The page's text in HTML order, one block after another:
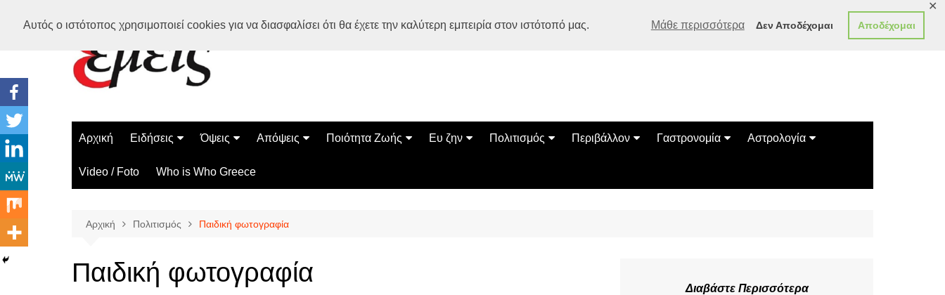
Αυτός ο ιστότοπος χρησιμοποιεί cookies για να διασφαλίσει ότι θα έχετε την καλύτερη εμπειρία στον ιστότοπό μας. Μάθε περισσότερα Δεν Αποδέχομαι Αποδέχομαι
✕
Αρχική Ειδήσεις
Ελλάδα
Διεθνή
Όψεις
Διάστημα
Επιστήμη
Απόψεις
Αρθρογραφία
Ποιότητα Ζωής
Ασκηση
Ευ ζην
Αυτοβελτίωση
Πολιτισμός
Εκδηλώσεις
Περιβάλλον
Οικολογία
Γαστρονομία
Συνταγές
Αστρολογία
Κινέζικο Ωροσκόπιο
Video / Foto Who is Who Greece
Αρχική Πολιτισμός Παιδική φωτογραφία
Παιδική φωτογραφία
Διαβάστε Περισσότερα